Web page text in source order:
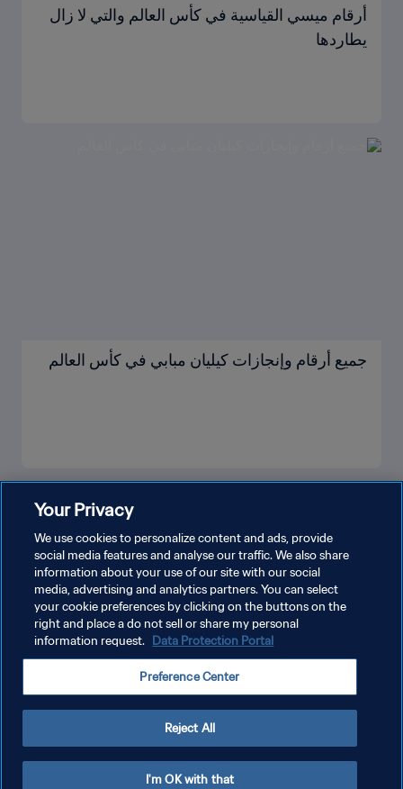
أرقام ميسي القياسية في كأس العالم والتي لا زال
يطاردها
جميع أرقام وإنجازات كيليان مبابي في كأس العالم
إدارة تفضيلات ملفات تعريف الارتباط
Your Privacy
We use cookies to personalize content and ads, provide
social media features and analyse our traffic. We also share
information about your use of our site with our social
media, advertising and analytics partners. You can select
your cookie preferences by clicking on the buttons on the
right and place a do not sell or share my personal
information request. Data Protection Portal
Preference Center
Reject All
I'm OK with that